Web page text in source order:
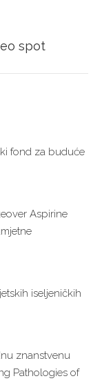
spot
fond za buduće
Aspirine
iseljeničkih
znanstvenu
Pathologies of